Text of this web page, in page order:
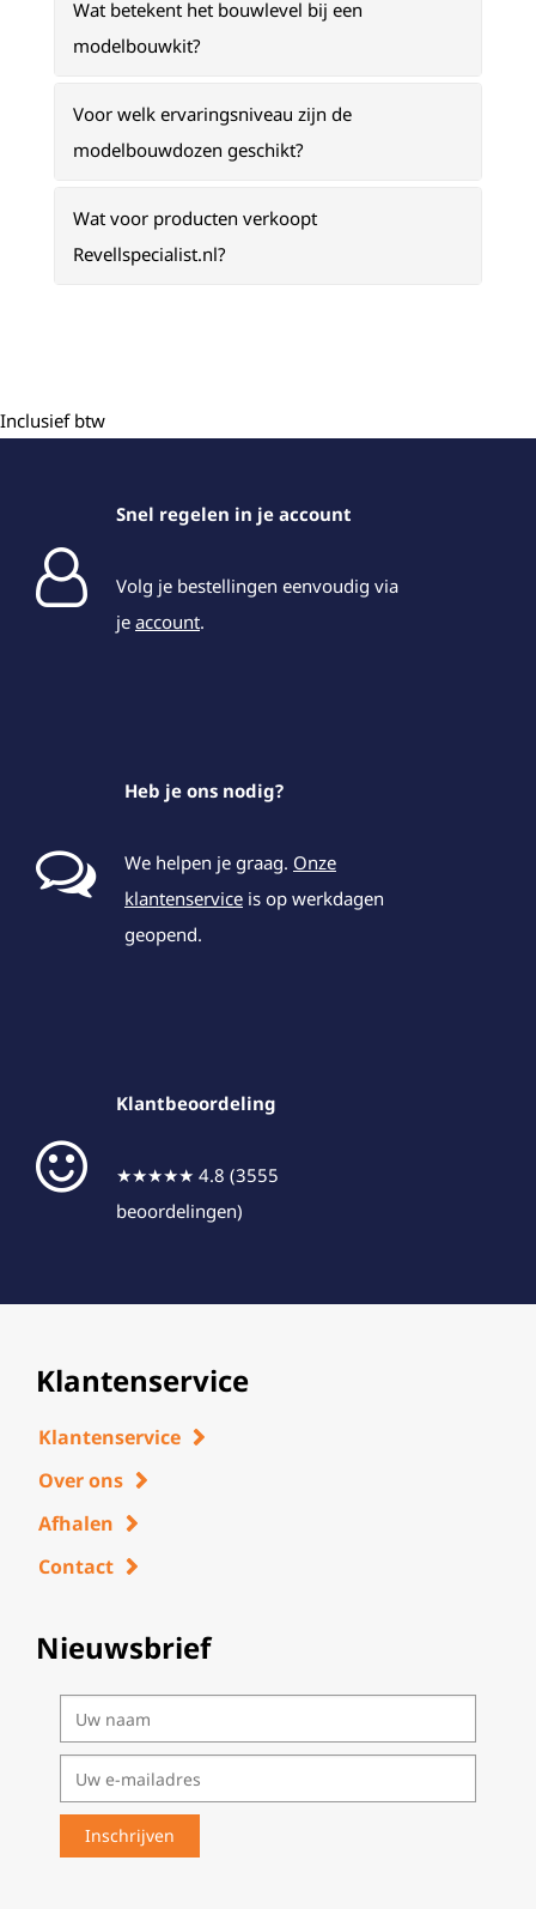
Wat betekent het bouwlevel bij een
modelbouwkit?
Voor welk ervaringsniveau zijn de
modelbouwdozen geschikt?
Wat voor producten verkoopt
Revellspecialist.nl?
Inclusief btw
Snel regelen in je account
Volg je bestellingen eenvoudig via
je account.
Heb je ons nodig?
We helpen je graag. Onze
klantenservice is op werkdagen
geopend.
Klantbeoordeling
★★★★★ 4.8 (3555
beoordelingen)
Klantenservice
Klantenservice
Over ons
Afhalen
Contact
Nieuwsbrief